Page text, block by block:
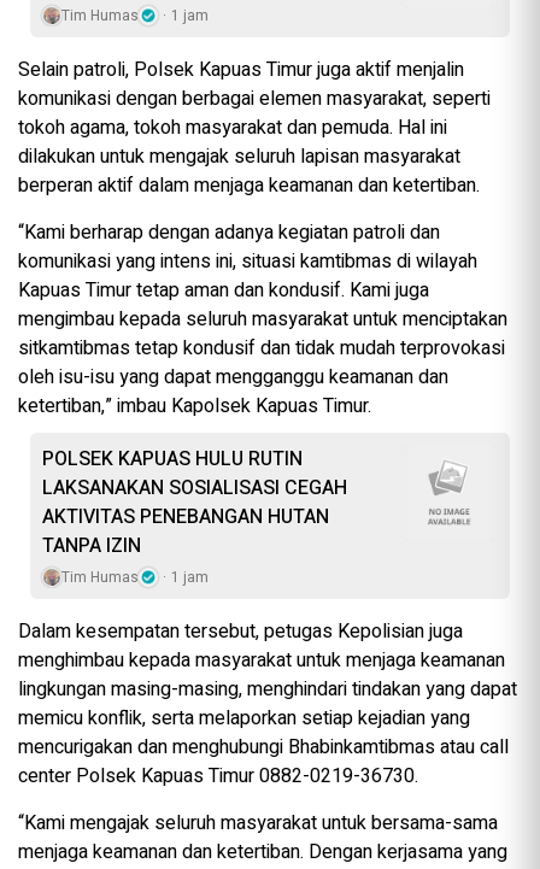
Tim Humas 1 jam
Selain patroli, Polsek Kapuas Timur juga aktif menjalin
komunikasi dengan berbagai elemen masyarakat, seperti
tokoh agama, tokoh masyarakat dan pemuda. Hal ini
dilakukan untuk mengajak seluruh lapisan masyarakat
berperan aktif dalam menjaga keamanan dan ketertiban.
“Kami berharap dengan adanya kegiatan patroli dan
komunikasi yang intens ini, situasi kamtibmas di wilayah
Kapuas Timur tetap aman dan kondusif. Kami juga
mengimbau kepada seluruh masyarakat untuk menciptakan
sitkamtibmas tetap kondusif dan tidak mudah terprovokasi
oleh isu-isu yang dapat mengganggu keamanan dan
ketertiban,” imbau Kapolsek Kapuas Timur.
POLSEK KAPUAS HULU RUTIN
LAKSANAKAN SOSIALISASI CEGAH
AKTIVITAS PENEBANGAN HUTAN
TANPA IZIN
Tim Humas 1 jam
Dalam kesempatan tersebut, petugas Kepolisian juga
menghimbau kepada masyarakat untuk menjaga keamanan
lingkungan masing-masing, menghindari tindakan yang dapat
memicu konflik, serta melaporkan setiap kejadian yang
mencurigakan dan menghubungi Bhabinkamtibmas atau call
center Polsek Kapuas Timur 0882-0219-36730.
“Kami mengajak seluruh masyarakat untuk bersama-sama
menjaga keamanan dan ketertiban. Dengan kerjasama yang